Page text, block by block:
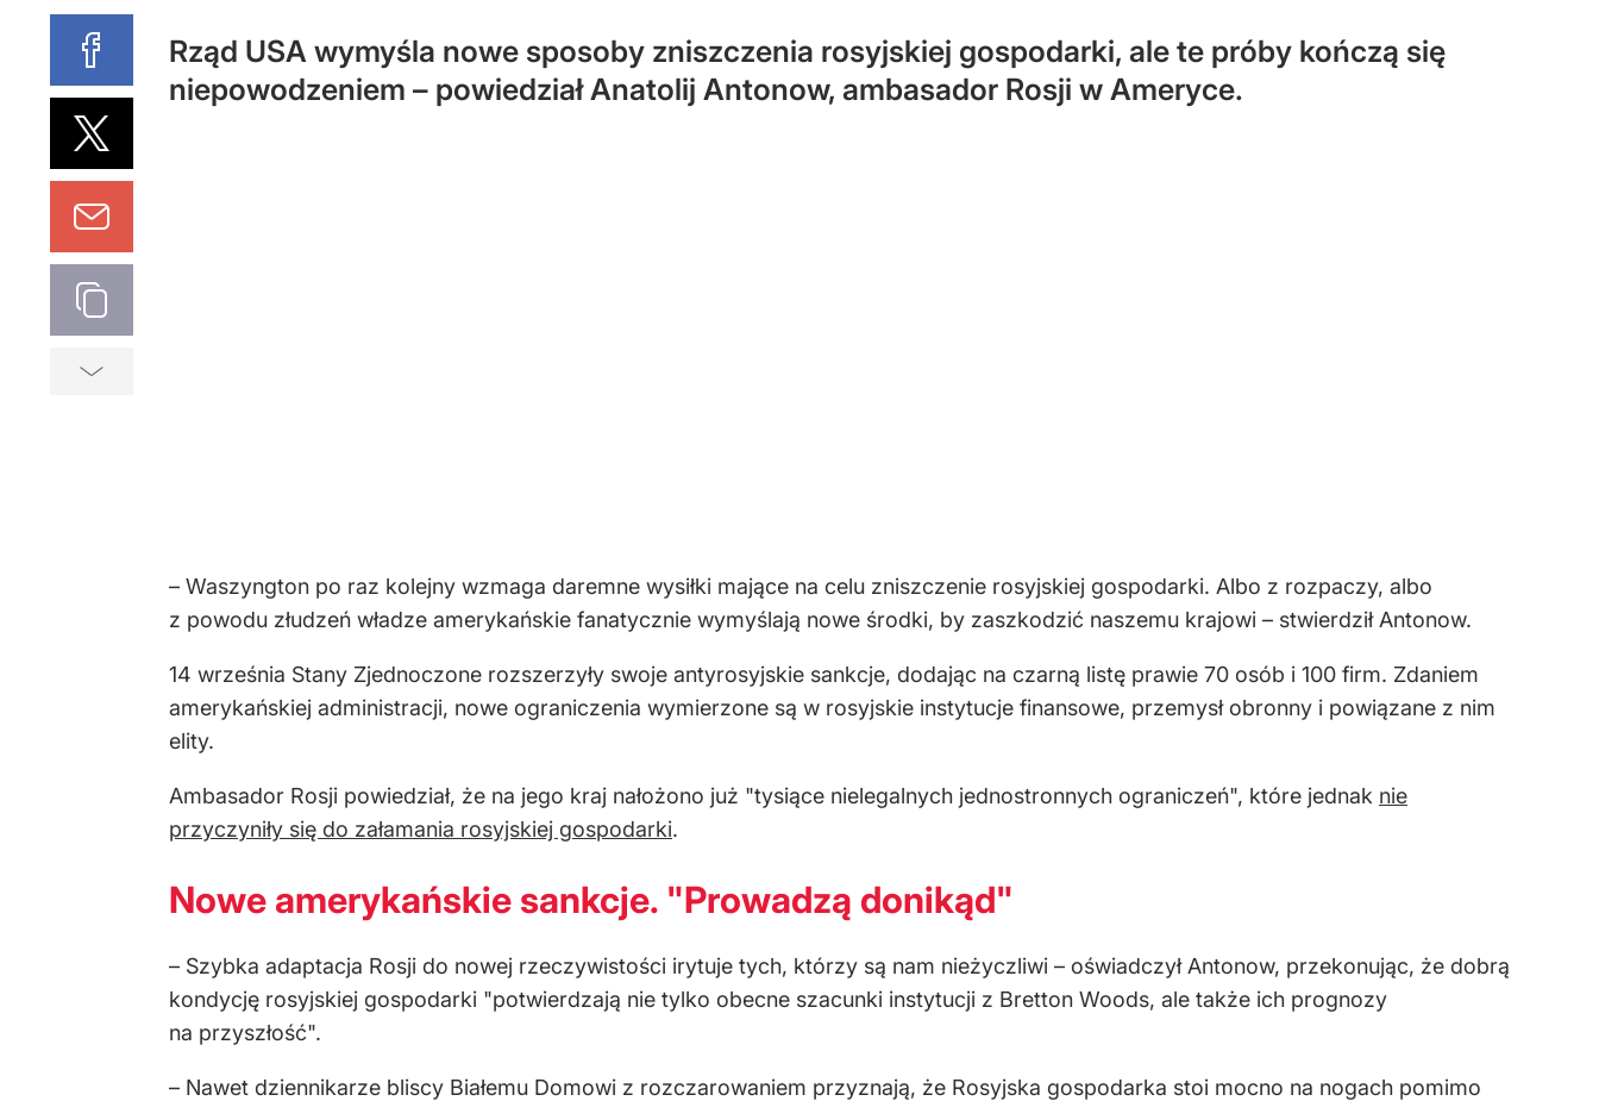
Rząd USA wymyśla nowe sposoby zniszczenia rosyjskiej gospodarki, ale te próby kończą się
niepowodzeniem – powiedział Anatolij Antonow, ambasador Rosji w Ameryce.
– Waszyngton po raz kolejny wzmaga daremne wysiłki mające na celu zniszczenie rosyjskiej gospodarki. Albo z rozpaczy, albo
z powodu złudzeń władze amerykańskie fanatycznie wymyślają nowe środki, by zaszkodzić naszemu krajowi – stwierdził Antonow.
14 września Stany Zjednoczone rozszerzyły swoje antyrosyjskie sankcje, dodając na czarną listę prawie 70 osób i 100 firm. Zdaniem
amerykańskiej administracji, nowe ograniczenia wymierzone są w rosyjskie instytucje finansowe, przemysł obronny i powiązane z nim
elity.
Ambasador Rosji powiedział, że na jego kraj nałożono już "tysiące nielegalnych jednostronnych ograniczeń", które jednak nie
przyczyniły się do załamania rosyjskiej gospodarki.
Nowe amerykańskie sankcje. "Prowadzą donikąd"
– Szybka adaptacja Rosji do nowej rzeczywistości irytuje tych, którzy są nam nieżyczliwi – oświadczył Antonow, przekonując, że dobrą
kondycję rosyjskiej gospodarki "potwierdzają nie tylko obecne szacunki instytucji z Bretton Woods, ale także ich prognozy
na przyszłość".
– Nawet dziennikarze bliscy Białemu Domowi z rozczarowaniem przyznają, że Rosyjska gospodarka stoi mocno na nogach pomimo